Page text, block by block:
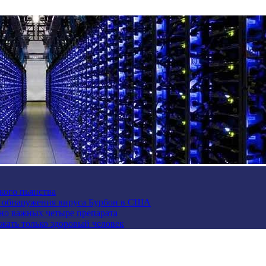
пьянства
обнаружения вируса Бурбон в США
важных четыре препарата
только здоровый человек